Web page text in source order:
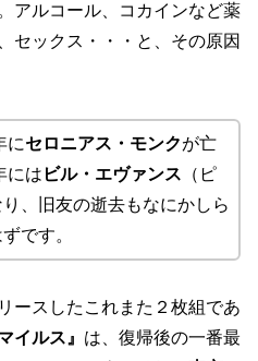
アルコール、コカインなど薬
セックス・・・と、その原因
にセロニアス・モンクが亡
には ビル・エヴァンス （ピ
、旧友の逝去もなにかしら
です。
ースしたこれまた２枚組であ
イルス』 は、復帰後の一番最